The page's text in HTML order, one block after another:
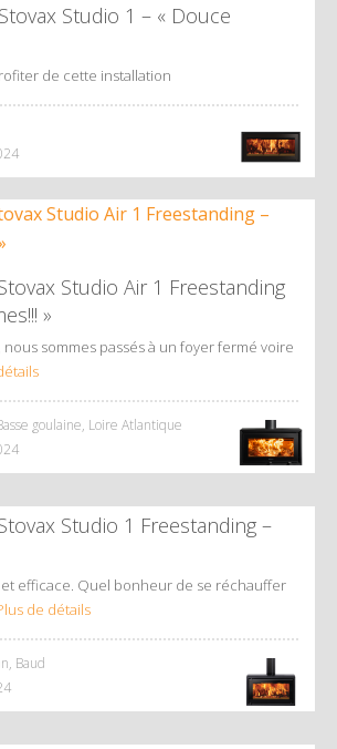
Studio 1 – « Douce
de cette installation
Studio Air 1 Freestanding
»
nous sommes passés à un foyer fermé voire
goulaine, Loire Atlantique
Studio 1 Freestanding –
efficace. Quel bonheur de se réchauffer
de détails
Baud